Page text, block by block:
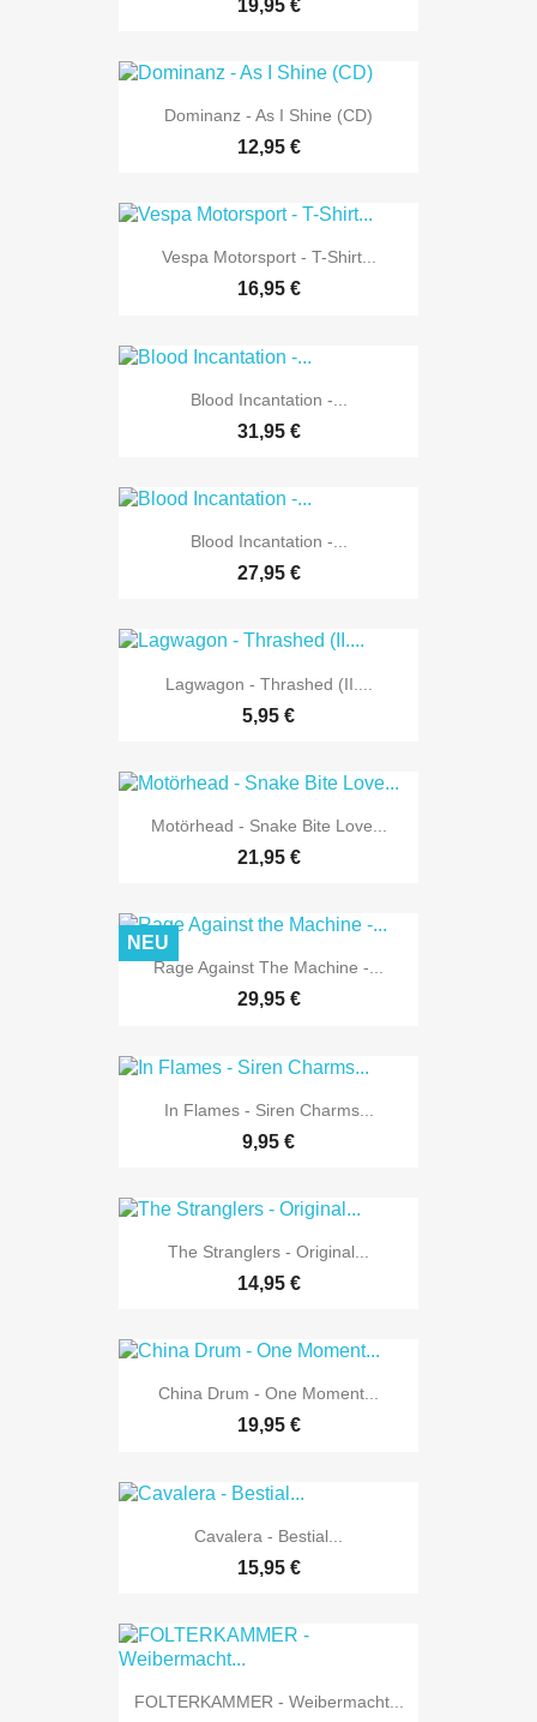
19,95 €
Dominanz - As I Shine (CD)
12,95 €
Vespa Motorsport - T-Shirt...
16,95 €
Blood Incantation -...
31,95 €
Blood Incantation -...
27,95 €
Lagwagon - Thrashed (II....
5,95 €
Motörhead - Snake Bite Love...
21,95 €
Rage Against The Machine -...
29,95 €
NEU
In Flames - Siren Charms...
9,95 €
The Stranglers - Original...
14,95 €
China Drum - One Moment...
19,95 €
Cavalera - Bestial...
15,95 €
FOLTERKAMMER - Weibermacht...